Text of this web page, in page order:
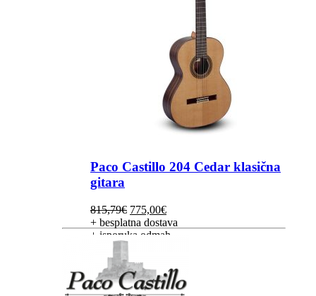
Paco Castillo 204 Cedar klasična
gitara
815,79€ Izvorna
cijena
bila
815,79€.
775,00€Trenutna
cijena
je:
+ besplatna dostava
+ isporuka odmah